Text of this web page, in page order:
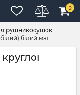
0
рушникосушок
білий мат